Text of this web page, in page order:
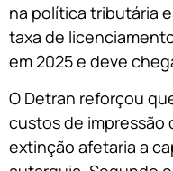
na política tributária
taxa de
em 2025 e deve
O Detran reforçou
custos de impressão
extinção afetaria a